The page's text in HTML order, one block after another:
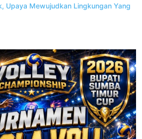
Upaya Mewujudkan Lingkungan Yang